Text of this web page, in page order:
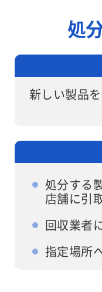
処
新しい製品
処分する
店舗に引
回収業者
指定場所